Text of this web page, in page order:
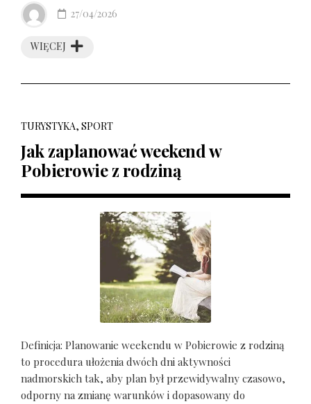
WIĘCEJ
27/04/2026
TURYSTYKA, SPORT
Jak zaplanować weekend w
Pobierowie z rodziną
Definicja: Planowanie weekendu w Pobierowie z rodziną
to procedura ułożenia dwóch dni aktywności
nadmorskich tak, aby plan był przewidywalny czasowo,
odporny na zmianę warunków i dopasowany do